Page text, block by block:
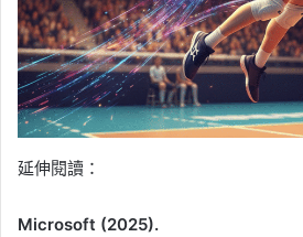
延伸閱讀：
Microsoft (2025).